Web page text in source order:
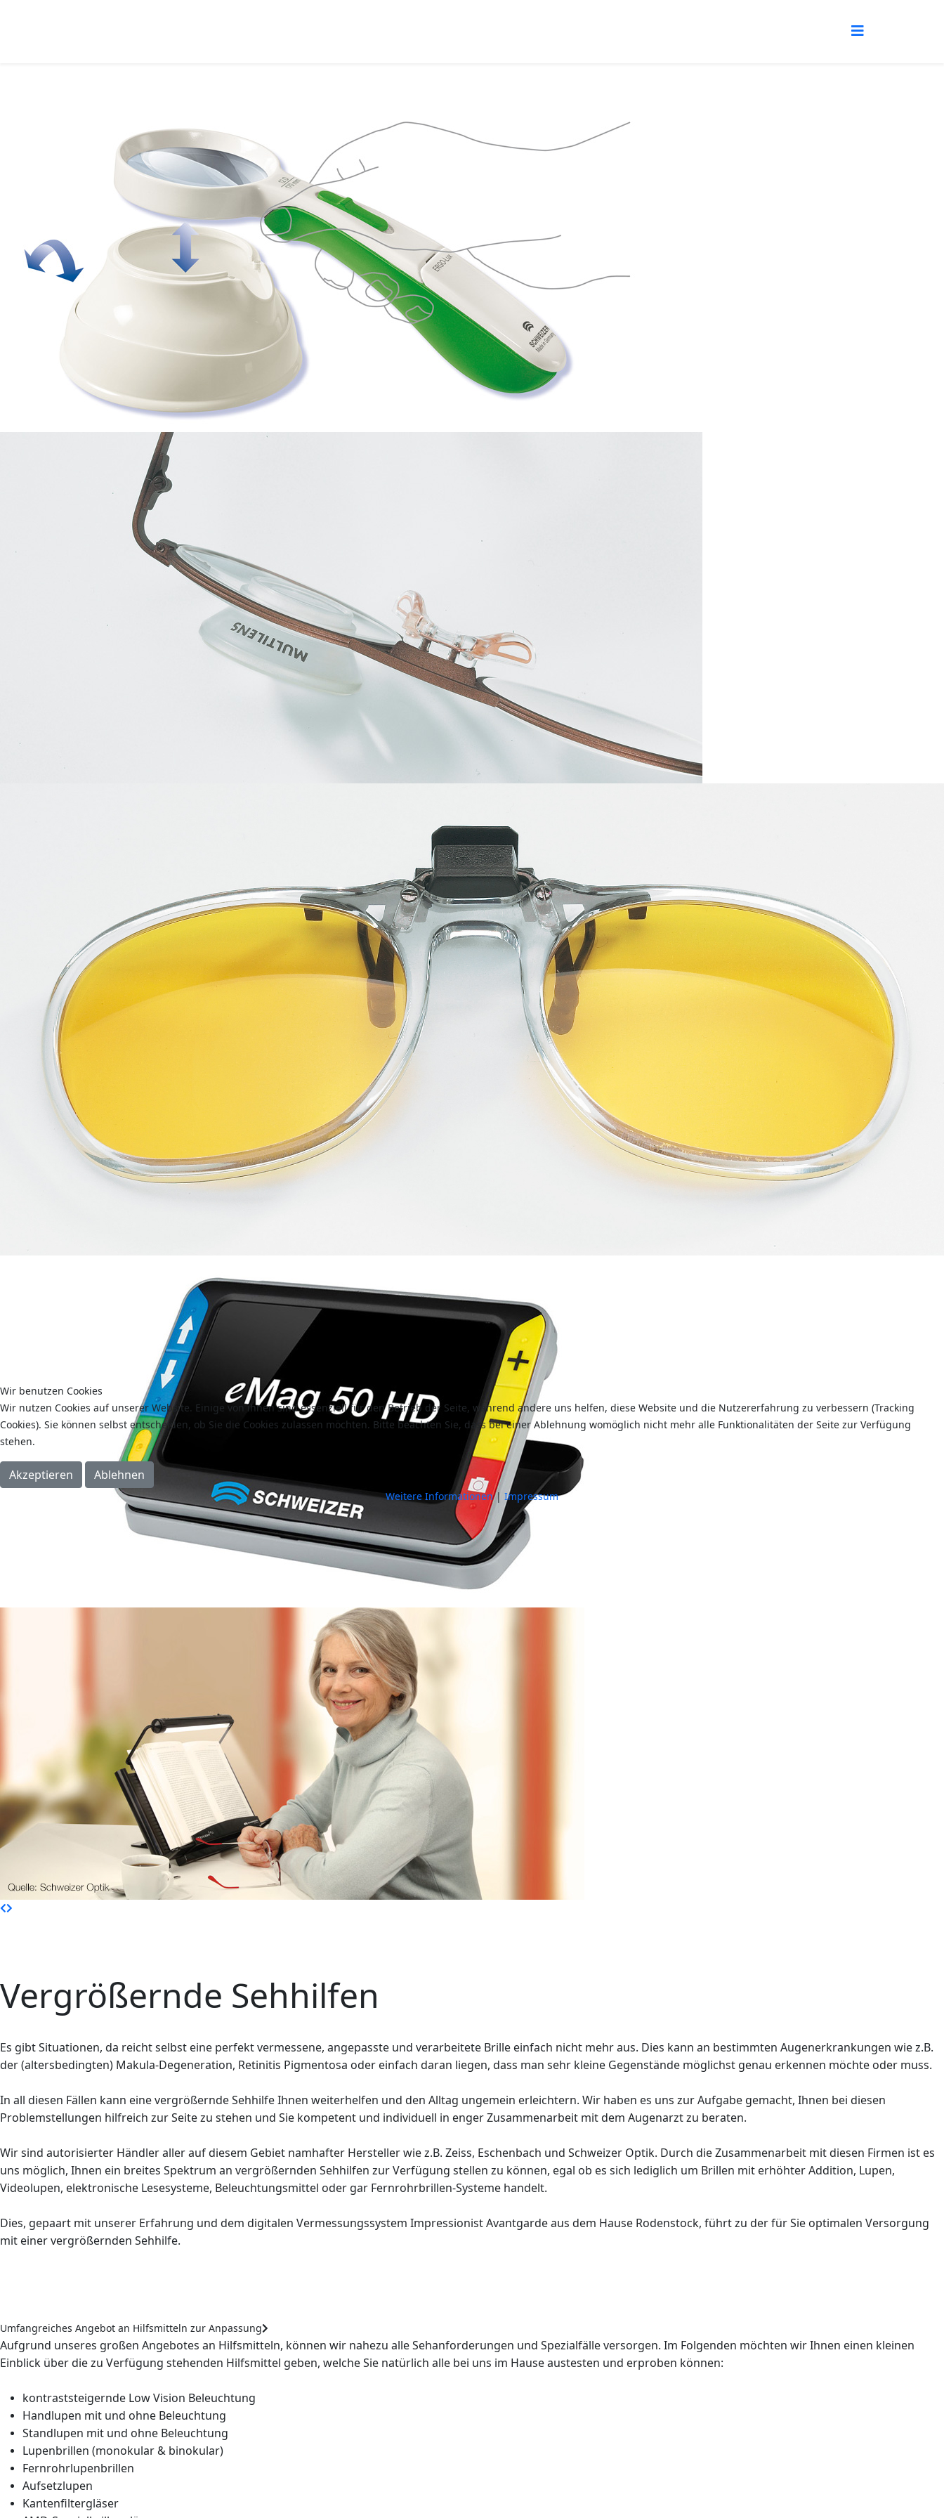
Vergrößernde Sehhilfen
Es gibt Situationen, da reicht selbst eine perfekt vermessene, angepasste und verarbeitete Brille einfach nicht mehr aus. Dies kann an bestimmten Augenerkrankungen wie z.B.
der (altersbedingten) Makula-Degeneration, Retinitis Pigmentosa oder einfach daran liegen, dass man sehr kleine Gegenstände möglichst genau erkennen möchte oder muss.
In all diesen Fällen kann eine vergrößernde Sehhilfe Ihnen weiterhelfen und den Alltag ungemein erleichtern. Wir haben es uns zur Aufgabe gemacht, Ihnen bei diesen
Problemstellungen hilfreich zur Seite zu stehen und Sie kompetent und individuell in enger Zusammenarbeit mit dem Augenarzt zu beraten.
Wir sind autorisierter Händler aller auf diesem Gebiet namhafter Hersteller wie z.B. Zeiss, Eschenbach und Schweizer Optik. Durch die Zusammenarbeit mit diesen Firmen ist es
uns möglich, Ihnen ein breites Spektrum an vergrößernden Sehhilfen zur Verfügung stellen zu können, egal ob es sich lediglich um Brillen mit erhöhter Addition, Lupen,
Videolupen, elektronische Lesesysteme, Beleuchtungsmittel oder gar Fernrohrbrillen-Systeme handelt.
Dies, gepaart mit unserer Erfahrung und dem digitalen Vermessungssystem Impressionist Avantgarde aus dem Hause Rodenstock, führt zu der für Sie optimalen Versorgung
mit einer vergrößernden Sehhilfe.
Umfangreiches Angebot an Hilfsmitteln zur Anpassung
Aufgrund unseres großen Angebotes an Hilfsmitteln, können wir nahezu alle Sehanforderungen und Spezialfälle versorgen. Im Folgenden möchten wir Ihnen einen kleinen
Einblick über die zu Verfügung stehenden Hilfsmittel geben, welche Sie natürlich alle bei uns im Hause austesten und erproben können:
kontraststeigernde Low Vision Beleuchtung
Handlupen mit und ohne Beleuchtung
Standlupen mit und ohne Beleuchtung
Lupenbrillen (monokular & binokular)
Fernrohrlupenbrillen
Aufsetzlupen
Kantenfiltergläser
Wir benutzen Cookies
Wir nutzen Cookies auf unserer Website. Einige von ihnen sind essenziell für den Betrieb der Seite, während andere uns helfen, diese Website und die Nutzererfahrung zu verbessern (Tracking
Cookies). Sie können selbst entscheiden, ob Sie die Cookies zulassen möchten. Bitte beachten Sie, dass bei einer Ablehnung womöglich nicht mehr alle Funktionalitäten der Seite zur Verfügung
stehen.
Akzeptieren Ablehnen
Weitere Informationen| Impressum